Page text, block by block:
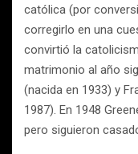
católica (por
corregirlo en una
convirtió la
matrimonio al año
(nacida en 1933) y
1987). En 1948
pero siguieron